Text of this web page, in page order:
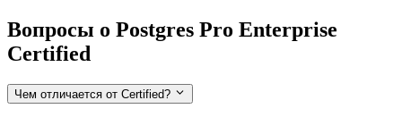
Вопросы о Postgres Pro Enterprise
Certified
Чем отличается от Certified?